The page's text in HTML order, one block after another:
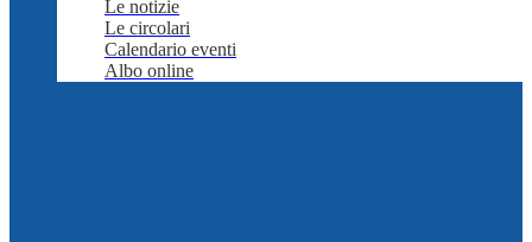
Le notizie
Le circolari
Calendario eventi
Albo online